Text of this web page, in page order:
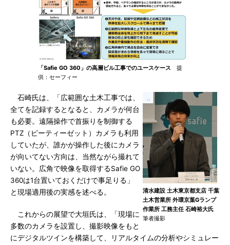
「Safie GO 360」の高層ビル工事でのユースケース 提
供：セーフィー
清水建設 土木東京都支店 千葉
土木営業所 外環京葉Gランプ
作業所 工務主任 石崎裕大氏
筆者撮影
石崎氏は、「広範囲な土木工事では、
全てを記録するとなると、カメラが何台
も必要。遠隔操作で首振りを制御する
PTZ（ピーティーゼット）カメラも利用
していたが、誰かが操作した後にカメラ
が向いてない方向は、当然ながら撮れて
いない。広角で映像を取得するSafie GO
360は1台置いておくだけで事足りる」
と現場適用後の実感を述べる。
これからの展望で大垣氏は、「現場に
多数のカメラを設置し、撮影映像をもと
にデジタルツインを構築して、リアルタイムの分析やシミュレー